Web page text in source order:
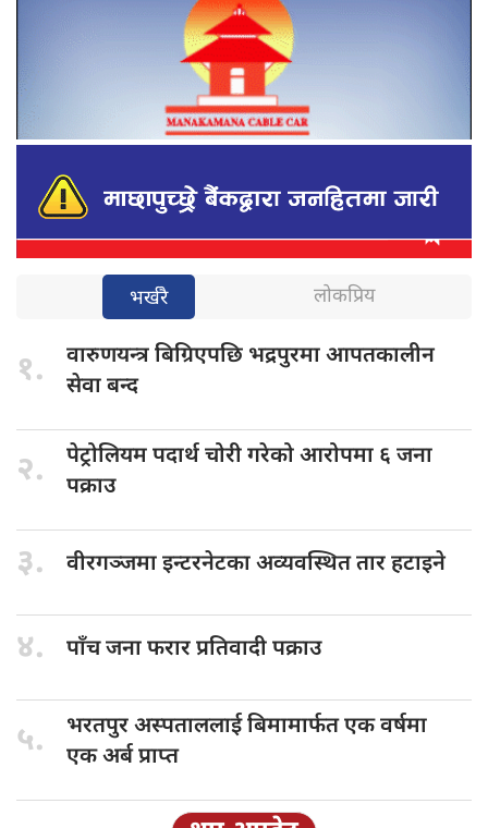
भर्खरै लोकप्रिय
१. वारुणयन्त्र बिग्रिएपछि भद्रपुरमा आपतकालीन
सेवा बन्द
२. पेट्रोलियम पदार्थचोरी गरेको आरोपमा ६ जना
पक्राउ
३. वीरगञ्जमा इन्टरनेटकाअव्यवस्थित तार हटाइने
४. पाँच जनाफरार प्रतिवादी पक्राउ
५. भरतपुर अस्पताललाईबिमामार्फत एक वर्षमा
एक अर्ब प्राप्त